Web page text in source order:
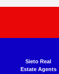
Sieto Real
Estate Agents